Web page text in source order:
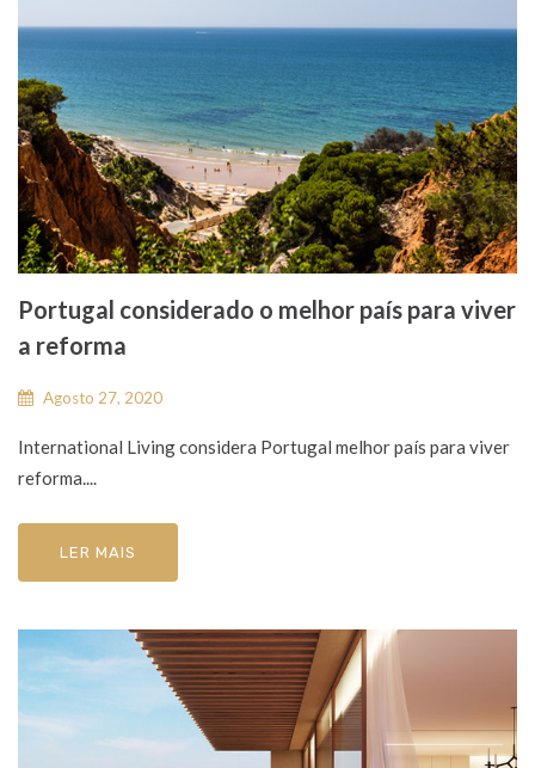
Portugal considerado o melhor país para viver
a reforma
Agosto 27, 2020
International Living considera Portugal melhor país para viver
reforma....
LER MAIS